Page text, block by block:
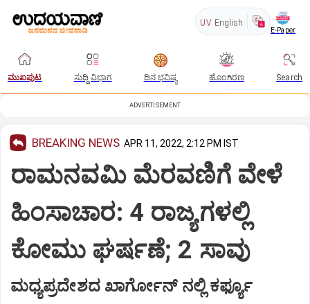
UV English
E-Paper
ಮುಖಪುಟ ಸುದ್ದಿ ವಿಭಾಗ ದಿನ ಭವಿಷ್ಯ ಹೊಂಗಿರಣ Search
ADVERTISEMENT
BREAKING NEWS APR 11, 2022, 2:12 PM IST
ರಾಮನವಮಿ ಮೆರವಣಿಗೆ ವೇಳೆ
ಹಿಂಸಾಚಾರ: 4 ರಾಜ್ಯಗಳಲ್ಲಿ
ಕೋಮು ಘರ್ಷಣೆ; 2 ಸಾವು
ಮಧ್ಯಪ್ರದೇಶದ ಖಾರ್ಗೋನ್ ನಲ್ಲಿ ಕರ್ಫ್ಯೂ